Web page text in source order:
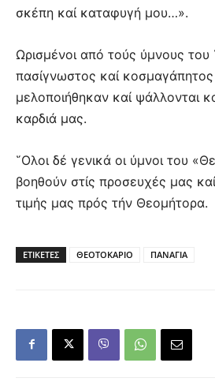
σκέπη καί καταφυγή μου…».
Ωρισμένοι από τούς ύμνους του
πασίγνωστος καί
μελοποιήθηκαν καί ψάλλονται
καρδιά μας.
῞Ολοι δέ γενικά οι ύμνοι του
βοηθούν στίς προσευχές μας
τιμής μας πρός τήν Θεομήτορα.
ΕΤΙΚΕΤΕΣ ΘΕΟΤΟΚΑΡΙΟ ΠΑΝΑΓΙΑ